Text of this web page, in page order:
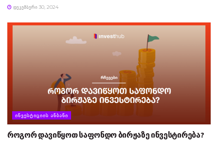
ᲓᲔᲙᲔᲛᲑᲔᲠᲘ 30, 2024
ᲘᲜᲕᲔᲡᲢᲘᲪᲘᲘᲡ ᲐᲜᲑᲐᲜᲘ
როგორ დავიწყოთ საფონდო ბირჟაზე ინვესტირება?